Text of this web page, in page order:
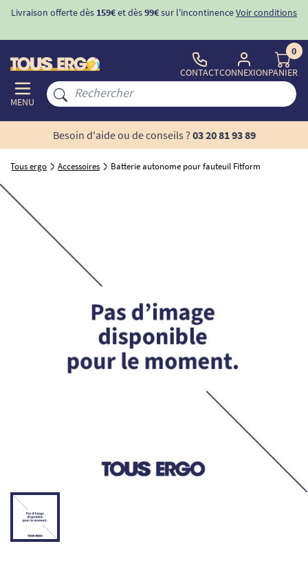
Livraison offerte dès 159€et dès99€sur l'incontinenceVoir conditions
MENU
CONTACTCONNEXION
0
PANIER
Besoin d'aide ou de conseils ? 03 20 81 93 89
Tous ergo Accessoires Batterie autonome pour fauteuil Fitform